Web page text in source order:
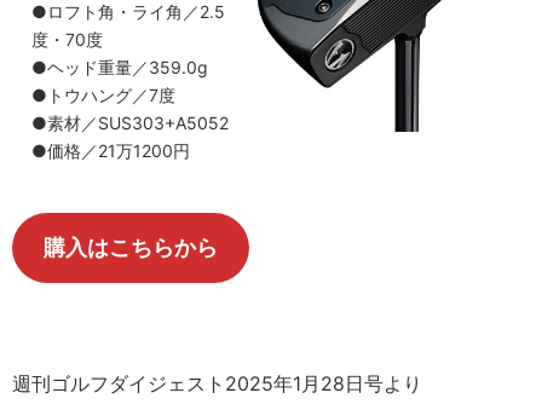
●ロフト角・ライ角／2.5
度・70度
●ヘッド重量／359.0g
●トウハング／7度
●素材／SUS303+A5052
●価格／21万1200円
購入はこちらから
週刊ゴルフダイジェスト2025年1月28日号より